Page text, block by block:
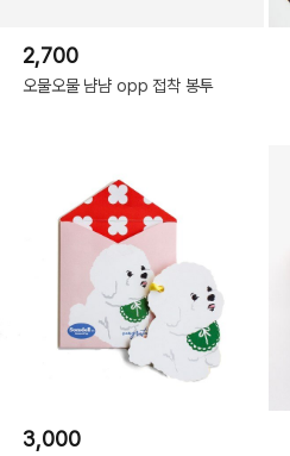
2,700
오물오물 냠냠 opp 접착 봉투
3,000